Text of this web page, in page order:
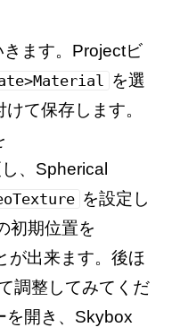
ます。Projectビ
を選
けて保存します。
、Spherical
を設定し
初期位置を
が出来ます。後ほ
調整してみてくだ
を開き、Skybox